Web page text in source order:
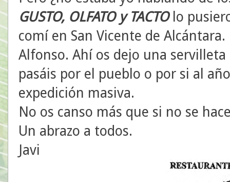
GUSTO, OLFATO y TACTO lo
comí en San Vicente de
Alfonso. Ahí os dejo una servilleta
pasáis por el pueblo o por si al
expedición masiva.
No os canso más que si no se
Un abrazo a todos.
Javi